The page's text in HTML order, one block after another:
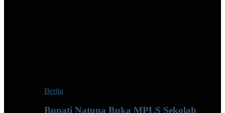
Berita
Bupati Natuna Buka MPLS Sekolah